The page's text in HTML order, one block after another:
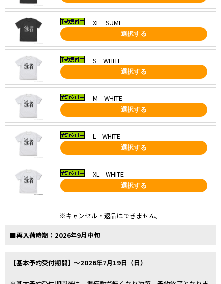
XL SUMI
選択する
S WHITE
選択する
M WHITE
選択する
L WHITE
選択する
XL WHITE
選択する
※キャンセル・返品はできません。
■再入荷時期：2026年9月中旬
【基本予約受付期間】～2026年7月19日（日）